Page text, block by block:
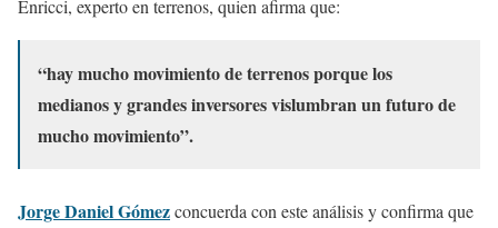
Enricci, experto en terrenos, quien afirma que:
“hay mucho movimiento de terrenos porque los
medianos y grandes inversores vislumbran un futuro de
mucho movimiento”.
Jorge Daniel Gómezconcuerda con este análisis y confirma que